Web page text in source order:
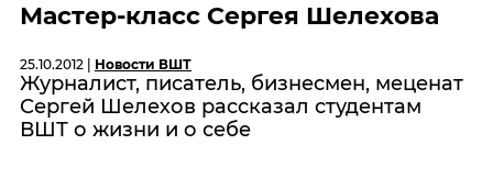
Мастер-класс Сергея Шелехова
25.10.2012 | Новости ВШТ
Журналист, писатель, бизнесмен, меценат
Сергей Шелехов рассказал студентам
ВШТ о жизни и о себе